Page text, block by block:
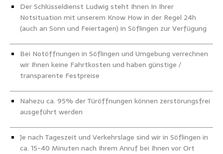
Der Schlüsseldienst Ludwig steht Ihnen In Ihrer
Notsituation mit unserem Know How in der Regel 24h
(auch an Sonn und Feiertagen) in Söflingen zur Verfügung
Bei Notöffnungen in Söflingen und Umgebung verrechnen
wir Ihnen keine Fahrtkosten und haben günstige /
transparente Festpreise
Nahezu ca. 95% der Türöffnungen können zerstörungsfrei
ausgeführt werden
Je nach Tageszeit und Verkehrslage sind wir in Söflingen in
ca. 15-40 Minuten nach Ihrem Anruf bei Ihnen vor Ort